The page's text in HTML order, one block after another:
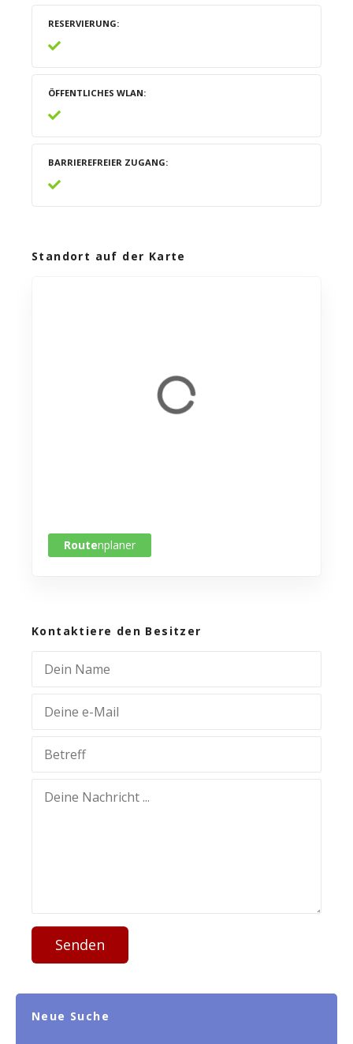
RESERVIERUNG
ÖFFENTLICHES WLAN
BARRIEREFREIER ZUGANG
Standort auf der Karte
Routenplaner
Kontaktiere den Besitzer
Senden
Neue Suche